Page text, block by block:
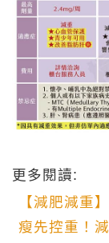
更多閱讀:
【減肥減重
瘦先控重！